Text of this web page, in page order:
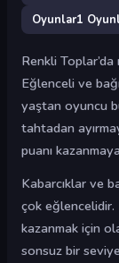
Oyunlar1
Renkli
Eğlenceli ve
yaştan oyuncu
tahtadan
puanı
Kabarcıklar ve
çok eğlencelidir.
kazanmak için
sonsuz bir